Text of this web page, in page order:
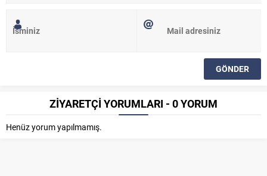
ZİYARETÇİ YORUMLARI - 0 YORUM
Henüz yorum yapılmamış.